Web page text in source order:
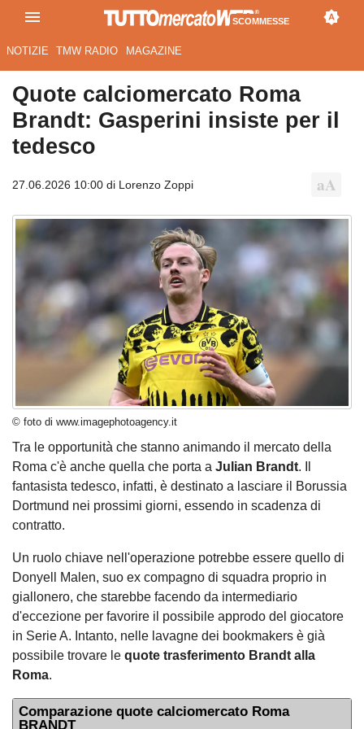
SCOMMESSE
NOTIZIE TMW RADIO MAGAZINE
Quote calciomercato Roma
Brandt: Gasperini insiste per il
tedesco
27.06.2026 10:00 di Lorenzo Zoppi
© foto di www.imagephotoagency.it
Tra le opportunità che stanno animando il mercato della
Roma c'è anche quella che porta a Julian Brandt. Il
fantasista tedesco, infatti, è destinato a lasciare il Borussia
Dortmund nei prossimi giorni, essendo in scadenza di
contratto.
Un ruolo chiave nell'operazione potrebbe essere quello di
Donyell Malen, suo ex compagno di squadra proprio in
giallonero, che starebbe facendo da intermediario
d'eccezione per favorire il possibile approdo del giocatore
in Serie A. Intanto, nelle lavagne dei bookmakers è già
possibile trovare le quote trasferimento Brandt alla
Roma.
Comparazione quote calciomercato Roma
BRANDT